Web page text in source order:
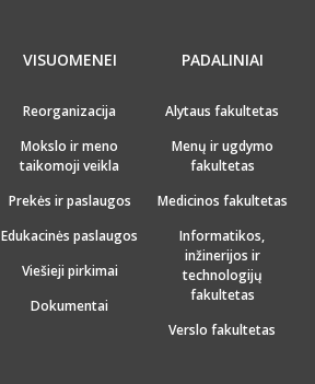
VISUOMENEI
Reorganizacija
Mokslo ir meno
taikomoji veikla
Prekės ir paslaugos
Edukacinės paslaugos
Viešieji pirkimai
Dokumentai
PADALINIAI
Alytaus fakultetas
Menų ir ugdymo
fakultetas
Medicinos fakultetas
Informatikos,
inžinerijos ir
technologijų
fakultetas
Verslo fakultetas